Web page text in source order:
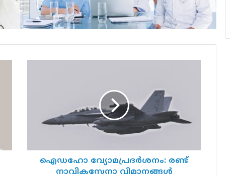
കൂട്ടിയിടിച്ചു
പൈലറ്റുമാർ
അത്ഭുതകരമായി
രക്ഷപ്പെട്ടു.
ഐഡഹോ വ്യോമപ്രദർശനം: രണ്ട്
നാവികസേനാ വിമാനങ്ങൾ